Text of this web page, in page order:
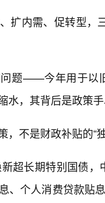
扩内需、促转型
题——今年用于以
水，其背后是政策
，不是财政补贴的“
超长期特别国债
、个人消费贷款